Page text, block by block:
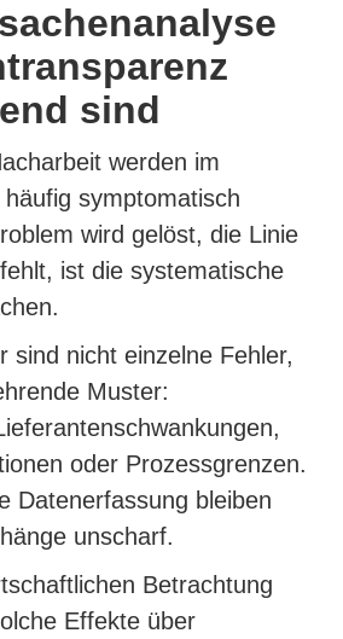
sind
werden im
symptomatisch
wird gelöst, die Linie
ist die systematische
sind nicht einzelne Fehler,
Muster:
oder Prozessgrenzen.
Datenerfassung bleiben
unscharf.
Betrachtung
Effekte über